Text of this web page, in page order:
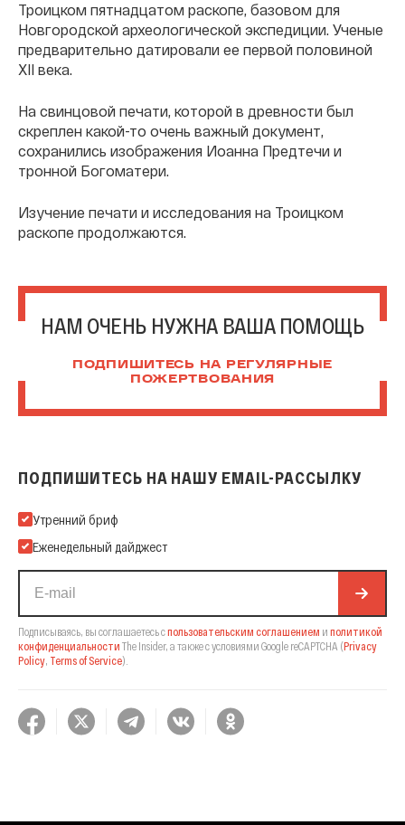
Троицком пятнадцатом раскопе, базовом для
Новгородской археологической экспедиции. Ученые
предварительно датировали ее первой половиной
XII века.
На свинцовой печати, которой в древности был
скреплен какой-то очень важный документ,
сохранились изображения Иоанна Предтечи и
тронной Богоматери.
Изучение печати и исследования на Троицком
раскопе продолжаются.
НАМ ОЧЕНЬ НУЖНА ВАША ПОМОЩЬ
ПОДПИШИТЕСЬ НА РЕГУЛЯРНЫЕ
ПОЖЕРТВОВАНИЯ
ПОДПИШИТЕСЬ НА НАШУ EMAIL-РАССЫЛКУ
Подпишитесь на нашу Email-рассылку
Утренний бриф
Еженедельный дайджест
Подписываясь, вы соглашаетесь спользовательским соглашением и политикой
конфиденциальности The Insider, а также с условиями Google reCAPTCHA (Privacy
Policy, Terms of Service).